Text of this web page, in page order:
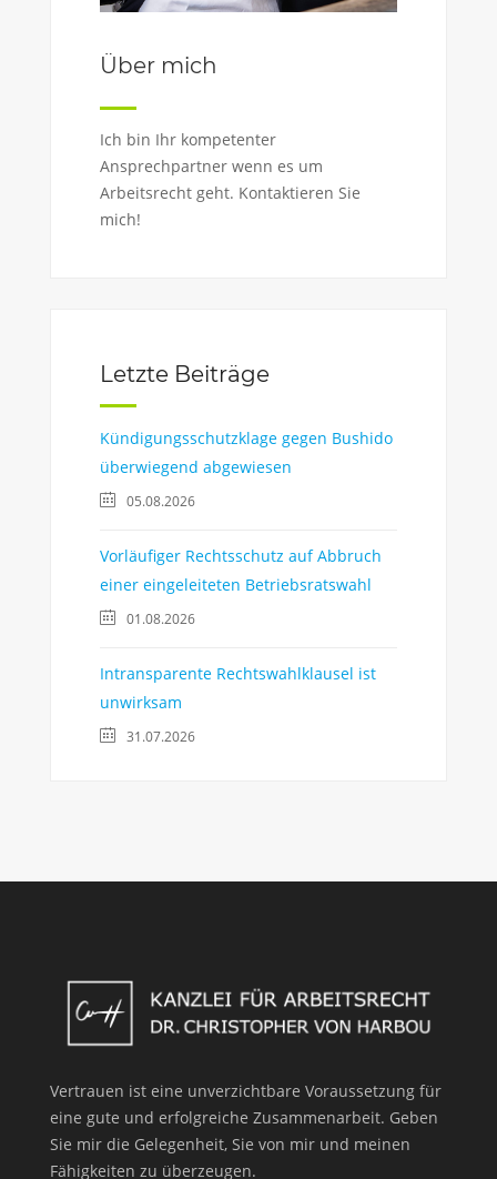
Über mich
Ich bin Ihr kompetenter
Ansprechpartner wenn es um
Arbeitsrecht geht. Kontaktieren Sie
mich!
Letzte Beiträge
Kündigungsschutzklage gegen Bushido
überwiegend abgewiesen
05.08.2026
Vorläufiger Rechtsschutz auf Abbruch
einer eingeleiteten Betriebsratswahl
01.08.2026
Intransparente Rechtswahlklausel ist
unwirksam
31.07.2026
Vertrauen ist eine unverzichtbare Voraussetzung für
eine gute und erfolgreiche Zusammenarbeit. Geben
Sie mir die Gelegenheit, Sie von mir und meinen
Fähigkeiten zu überzeugen.